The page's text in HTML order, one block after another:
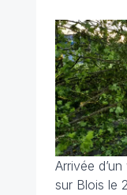
Arrivée
sur Blois le